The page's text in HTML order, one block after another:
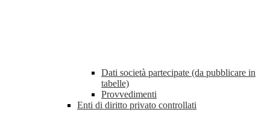
Dati società partecipate (da pubblicare in
tabelle)
Provvedimenti
Enti di diritto privato controllati